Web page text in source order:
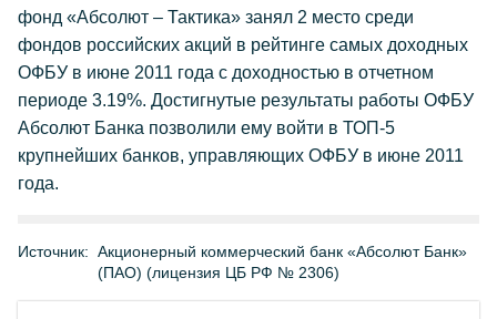
фонд «Абсолют – Тактика» занял 2 место среди
фондов российских акций в рейтинге самых доходных
ОФБУ в июне 2011 года с доходностью в отчетном
периоде 3.19%. Достигнутые результаты работы ОФБУ
Абсолют Банка позволили ему войти в ТОП-5
крупнейших банков, управляющих ОФБУ в июне 2011
года.
Источник: Акционерный коммерческий банк «Абсолют Банк»
(ПАО) (лицензия ЦБ РФ № 2306)